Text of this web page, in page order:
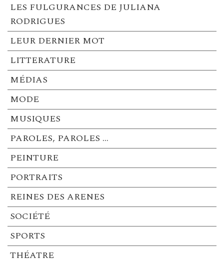
LES FULGURANCES DE JULIANA
RODRIGUES
LEUR DERNIER MOT
LITTERATURE
MÉDIAS
MODE
MUSIQUES
PAROLES, PAROLES …
PEINTURE
PORTRAITS
REINES DES ARENES
SOCIÉTÉ
SPORTS
THÉATRE